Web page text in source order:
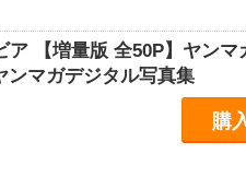
【増量版 全50P】ヤンマ
ンマガデジタル写真集
購